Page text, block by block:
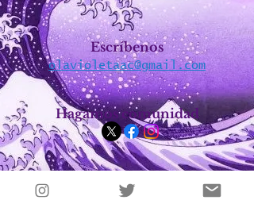
Escríbenos
olavioletaac@gmail.com
Hagamos comunidad